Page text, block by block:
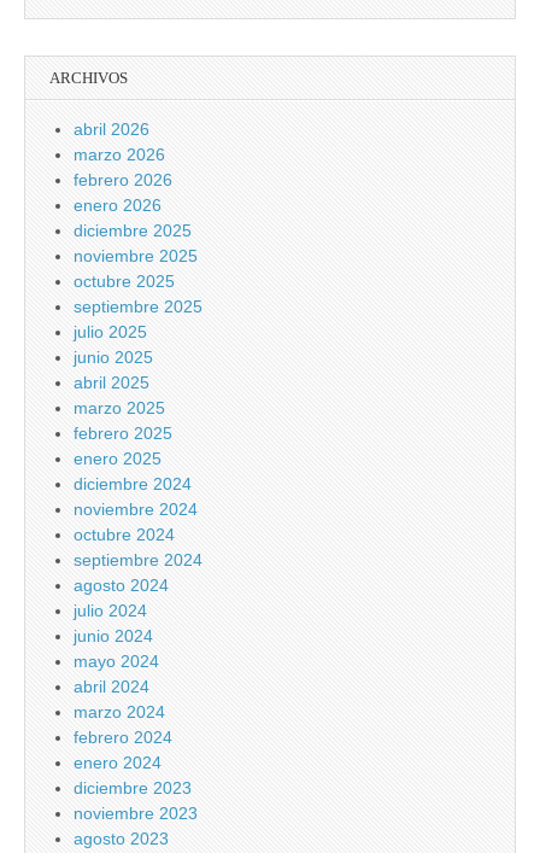
ARCHIVOS
abril 2026
marzo 2026
febrero 2026
enero 2026
diciembre 2025
noviembre 2025
octubre 2025
septiembre 2025
julio 2025
junio 2025
abril 2025
marzo 2025
febrero 2025
enero 2025
diciembre 2024
noviembre 2024
octubre 2024
septiembre 2024
agosto 2024
julio 2024
junio 2024
mayo 2024
abril 2024
marzo 2024
febrero 2024
enero 2024
diciembre 2023
noviembre 2023
agosto 2023